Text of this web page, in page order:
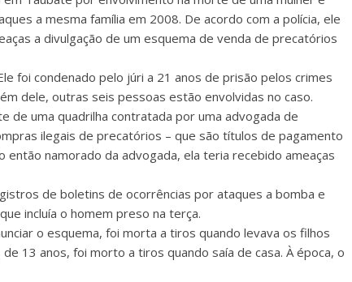
a mesma família em 2008. De acordo com a polícia, ele
a divulgação de um esquema de venda de precatórios
foi condenado pelo júri a 21 anos de prisão pelos crimes
dele, outras seis pessoas estão envolvidas no caso.
de uma quadrilha contratada por uma advogada de
ilegais de precatórios – que são títulos de pagamento
então namorado da advogada, ela teria recebido ameaças
de boletins de ocorrências por ataques a bomba e
incluía o homem preso na terça.
o esquema, foi morta a tiros quando levava os filhos
13 anos, foi morto a tiros quando saía de casa. À época, o